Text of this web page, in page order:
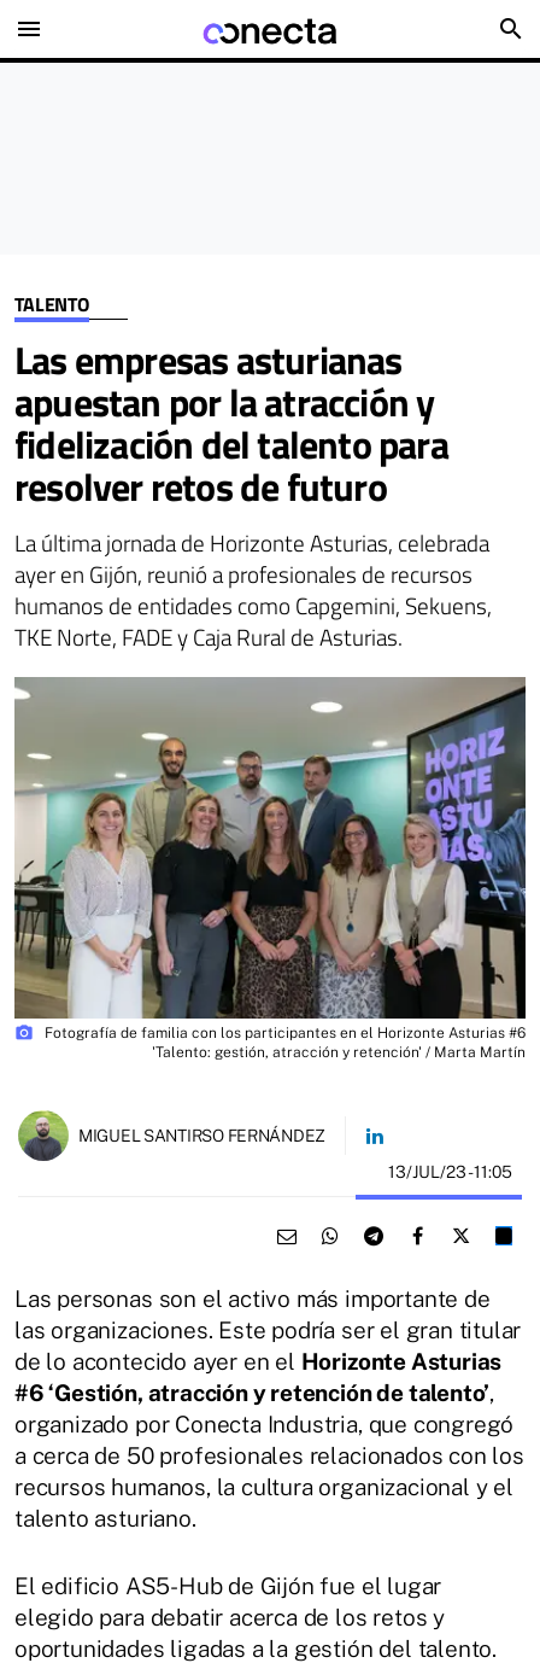
menu search
TALENTO
Las empresas asturianas
apuestan por la atracción y
fidelización del talento para
resolver retos de futuro
La última jornada de Horizonte Asturias, celebrada
ayer en Gijón, reunió a profesionales de recursos
humanos de entidades como Capgemini, Sekuens,
TKE Norte, FADE y Caja Rural de Asturias.
photo_camera
Fotografía de familia con los participantes en el Horizonte Asturias #6
'Talento: gestión, atracción y retención' / Marta Martín
MIGUEL SANTIRSO FERNÁNDEZ
13/JUL/23- 11:05
Las personas son el activo más importante de
las organizaciones. Este podría ser el gran titular
de lo acontecido ayer en el Horizonte Asturias
#6 ‘Gestión, atracción y retención de talento’,
organizado por Conecta Industria, que congregó
a cerca de 50 profesionales relacionados con los
recursos humanos, la cultura organizacional y el
talento asturiano.
El edificio AS5-Hub de Gijón fue el lugar
elegido para debatir acerca de los retos y
oportunidades ligadas a la gestión del talento.